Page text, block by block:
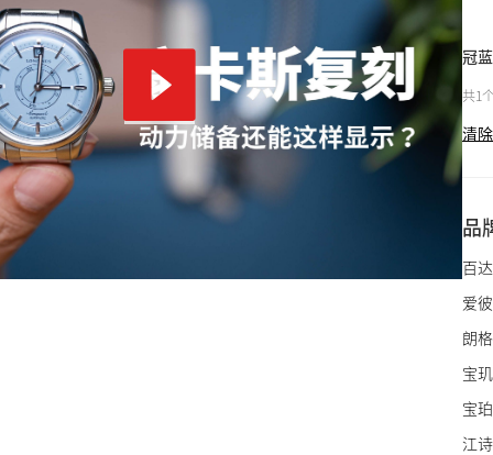
冠
共1
清
品
百
爱彼
朗格
宝玑
宝珀
江